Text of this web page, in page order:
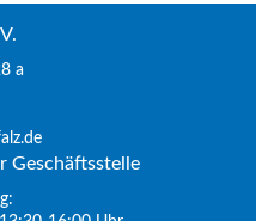
a
Geschäftsstelle